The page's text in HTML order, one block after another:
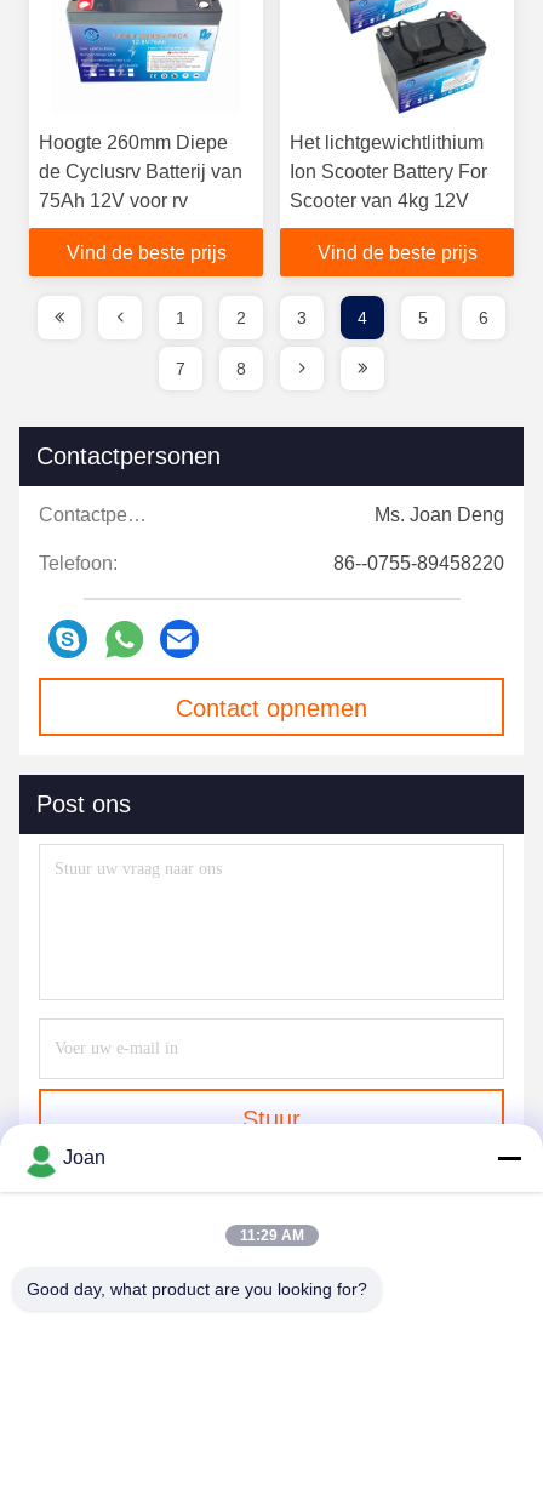
Hoogte 260mm Diepe
de Cyclusrv Batterij van
75Ah 12V voor rv
Vind de beste prijs
Het lichtgewichtlithium
Ion Scooter Battery For
Scooter van 4kg 12V
Vind de beste prijs
1 2 3 4 5 6
7 8
Contactpersonen
Contactpersonen: Ms. Joan Deng
Telefoon: 86--0755-89458220
Contact opnemen
Post ons
Stuur
Joan
11:29 AM
Good day, what product are you looking for?